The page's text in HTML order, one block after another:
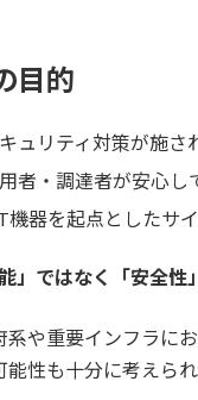
目的
ュリティ対策が施さ
者・調達者が安心し
機器を起点としたサ
能」ではなく「安全性
系や重要インフラに
能性も十分に考えられ